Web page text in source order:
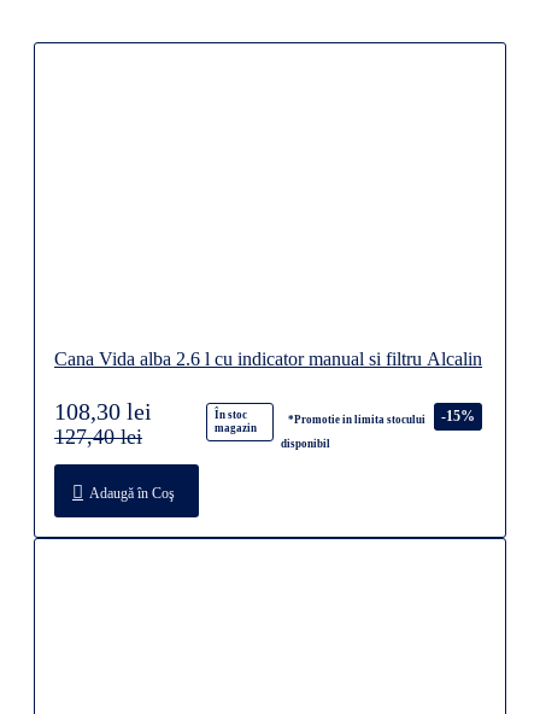
Cana Vida alba 2.6 l cu indicator manual si filtru Alcalin
În stoc
magazin
*Promotie in limita stocului
disponibil
-15%
108,30 lei
127,40 lei
Adaugă în Coş